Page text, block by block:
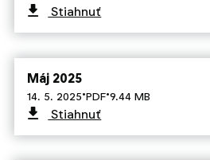
Stiahnuť
Máj 2025
14. 5. 2025·PDF·9.44 MB
Stiahnuť